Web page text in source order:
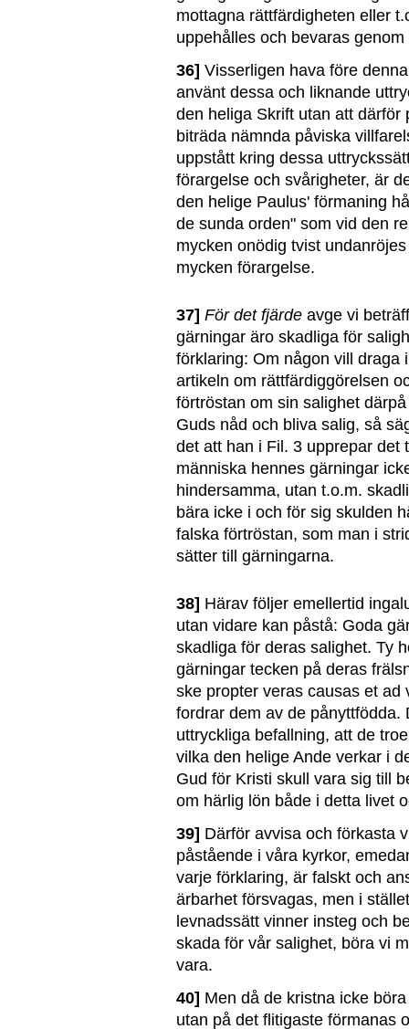
mottagna rättfärdigheten eller
uppehålles och bevaras
36] Visserligen hava före
använt dessa och liknande
den heliga Skrift utan att därför
biträda nämnda påviska
uppstått kring dessa
förargelse och svårigheter, är
den helige Paulus' förmaning
de sunda orden" som vid den
mycken onödig tvist
mycken förargelse.
37] För det fjärde avge vi
gärningar äro skadliga för
förklaring: Om någon vill draga
artikeln om rättfärdiggörelsen
förtröstan om sin salighet
Guds nåd och bliva salig, så
det att han i Fil. 3 upprepar det
människa hennes gärningar
hindersamma, utan t.o.m.
bära icke i och för sig skulden
falska förtröstan, som man i
sätter till gärningarna.
38] Härav följer emellertid
utan vidare kan påstå: Goda
skadliga för deras salighet. Ty
gärningar tecken på deras
ske propter veras causas et ad
fordrar dem av de
uttryckliga befallning, att de
vilka den helige Ande verkar i
Gud för Kristi skull vara sig till
om härlig lön både i detta livet
39] Därför avvisa och förkasta
påstående i våra kyrkor,
varje förklaring, är falskt och
ärbarhet försvagas, men i
levnadssätt vinner insteg och
skada för vår salighet, böra vi
vara.
40] Men då de kristna icke
utan på det flitigaste förmanas